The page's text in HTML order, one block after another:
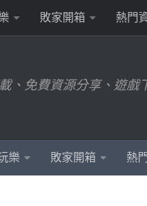
敗家開箱 熱門
、免費資源分享、遊戲
樂 敗家開箱 熱